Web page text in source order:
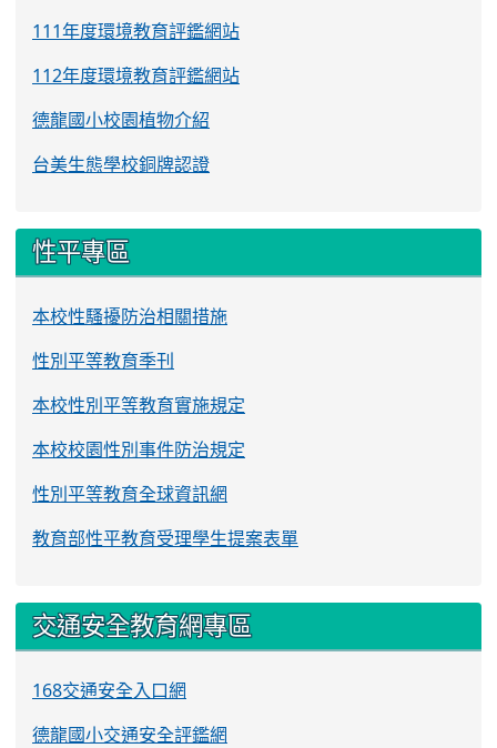
111年度環境教育評鑑網站
112年度環境教育評鑑網站
德龍國小校園植物介紹
台美生態學校銅牌認證
性平專區
本校性騷擾防治相關措施
性別平等教育季刊
本校性別平等教育實施規定
本校校園性別事件防治規定
性別平等教育全球資訊網
教育部性平教育受理學生提案表單
交通安全教育網專區
168交通安全入口網
德龍國小交通安全評鑑網